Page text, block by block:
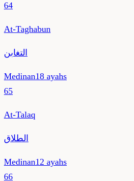
64
At-Taghabun
التغابن
Medinan18 ayahs
65
At-Talaq
الطلاق
Medinan12 ayahs
66